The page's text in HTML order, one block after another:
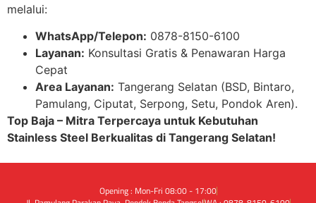
melalui:
WhatsApp/Telepon: 0878-8150-6100
Layanan: Konsultasi Gratis & Penawaran Harga
Cepat
Area Layanan: Tangerang Selatan (BSD, Bintaro,
Pamulang, Ciputat, Serpong, Setu, Pondok Aren).
Top Baja – Mitra Terpercaya untuk Kebutuhan
Stainless Steel Berkualitas di Tangerang Selatan!
Opening : Mon-Fri 08:00 - 17:00